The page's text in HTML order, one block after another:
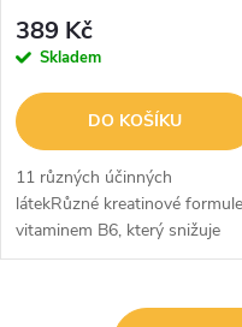
389 Kč
Skladem
DO KOŠÍKU
11 různých účinných
látekRůzné kreatinové
vitaminem B6, který snižuje
únavuNyní k dispozici bez
vzorec v kapslíchVytvořte si